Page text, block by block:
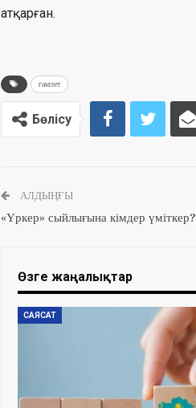
атқарған.
гамлет
Бөлісу
АЛДЫҢҒЫ
«Үркер» сыйлығына кімдер үміткер?
Өзге жаңалықтар
САЯСАТ